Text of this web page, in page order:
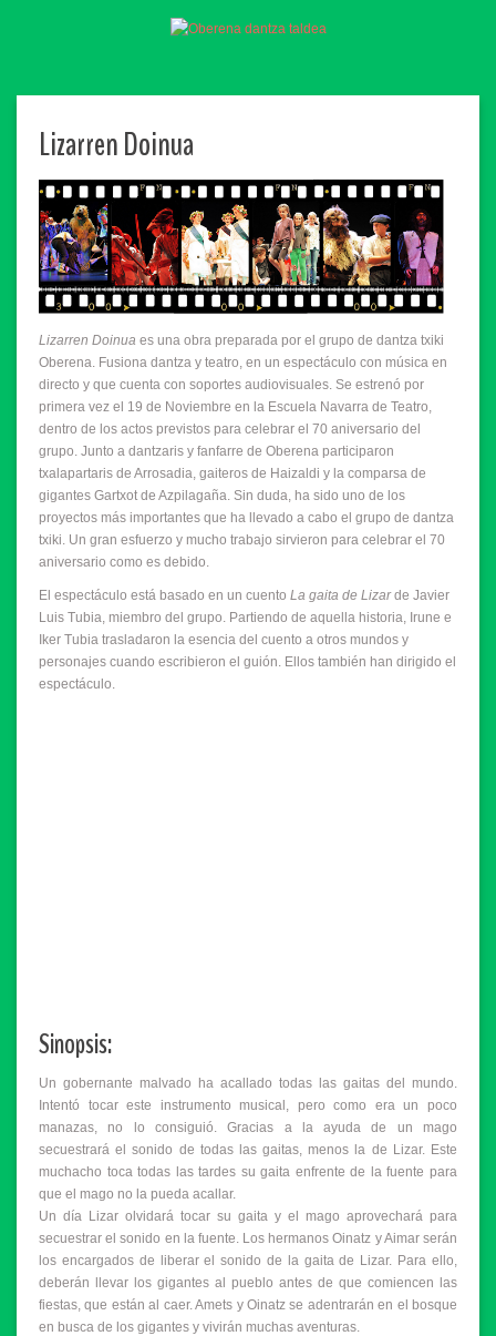
Lizarren Doinua
Lizarren Doinua es una obra preparada por el grupo de dantza txiki
Oberena. Fusiona dantza y teatro, en un espectáculo con música en
directo y que cuenta con soportes audiovisuales. Se estrenó por
primera vez el 19 de Noviembre en la Escuela Navarra de Teatro,
dentro de los actos previstos para celebrar el 70 aniversario del
grupo. Junto a dantzaris y fanfarre de Oberena participaron
txalapartaris de Arrosadia, gaiteros de Haizaldi y la comparsa de
gigantes Gartxot de Azpilagaña. Sin duda, ha sido uno de los
proyectos más importantes que ha llevado a cabo el grupo de dantza
txiki. Un gran esfuerzo y mucho trabajo sirvieron para celebrar el 70
aniversario como es debido.
El espectáculo está basado en un cuento La gaita de Lizarde Javier
Luis Tubia, miembro del grupo. Partiendo de aquella historia, Irune e
Iker Tubia trasladaron la esencia del cuento a otros mundos y
personajes cuando escribieron el guión. Ellos también han dirigido el
espectáculo.
Sinopsis:
Un gobernante malvado ha acallado todas las gaitas del mundo.
Intentó tocar este instrumento musical, pero como era un poco
manazas, no lo consiguió. Gracias a la ayuda de un mago
secuestrará el sonido de todas las gaitas, menos la de Lizar. Este
muchacho toca todas las tardes su gaita enfrente de la fuente para
que el mago no la pueda acallar.
Un día Lizar olvidará tocar su gaita y el mago aprovechará para
secuestrar el sonido en la fuente. Los hermanos Oinatz y Aimar serán
los encargados de liberar el sonido de la gaita de Lizar. Para ello,
deberán llevar los gigantes al pueblo antes de que comiencen las
fiestas, que están al caer. Amets y Oinatz se adentrarán en el bosque
en busca de los gigantes y vivirán muchas aventuras.